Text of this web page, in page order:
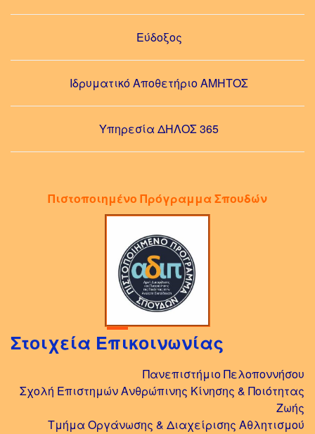
Εύδοξος
Ιδρυματικό Αποθετήριο ΑΜΗΤΟΣ
Υπηρεσία ΔΗΛΟΣ 365
Πιστοποιημένο Πρόγραμμα Σπουδών
Στοιχεία Επικοινωνίας
Πανεπιστήμιο Πελοποννήσου
Σχολή Επιστημών Ανθρώπινης Κίνησης & Ποιότητας
Ζωής
Τμήμα Οργάνωσης & Διαχείρισης Αθλητισμού